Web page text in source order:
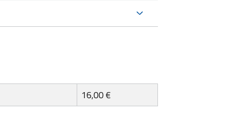
16,00 €